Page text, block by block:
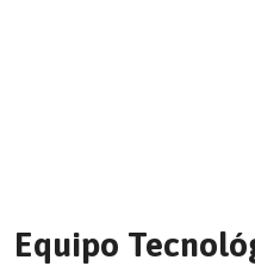
Equipo